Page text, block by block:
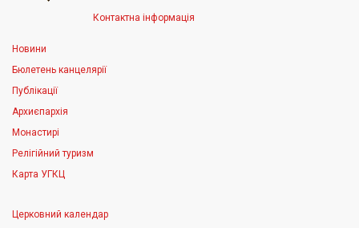
Контактна інформація
Новини
Бюлетень канцелярії
Публікації
Архиєпархія
Монастирі
Релігійний туризм
Карта УГКЦ
Церковний календар